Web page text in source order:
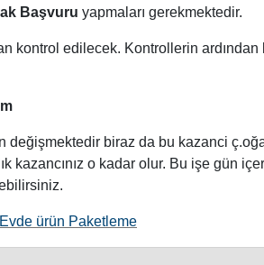
Başvuru yapmaları gerekmektedir.
kontrol edilecek. Kontrollerin ardından
değişmektedir biraz da bu kazanci
kazancınız o kadar olur. Bu işe gün
Evde ürün Paketleme